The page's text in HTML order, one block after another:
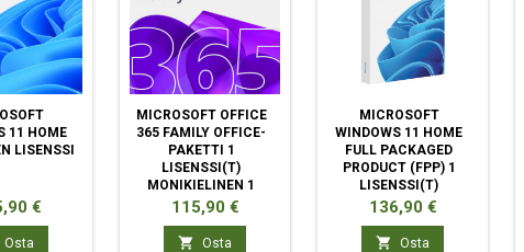
11 HOME
LISENSSI
€
Osta
MICROSOFT OFFICE
365 FAMILY OFFICE-
PAKETTI 1
LISENSSI(T)
MONIKIELINEN 1
VUOSI/VUOSIA
Hinta
115,90 €
 Osta
MICROSOFT
WINDOWS 11 HOME
FULL PACKAGED
PRODUCT (FPP) 1
LISENSSI(T)
Hinta
136,90 €
 Osta